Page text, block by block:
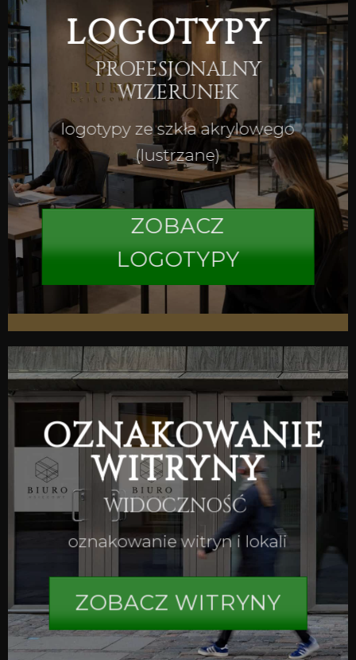
LOGOTYPY
PROFESJONALNY
WIZERUNEK
logotypy ze szkła akrylowego
(lustrzane)
ZOBACZ
LOGOTYPY
OZNAKOWANIE
WITRYNY
WIDOCZNOŚĆ
oznakowanie witryn i lokali
ZOBACZ WITRYNY